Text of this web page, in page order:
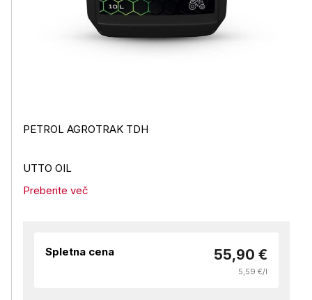
PETROL AGROTRAK TDH
UTTO OIL
Preberite več
Spletna cena 55,90 €
5,59 €/l